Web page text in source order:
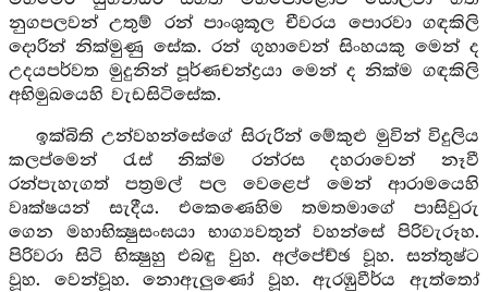
නුගපලවන් උතුම් රන් පාංශුකූල චීවරය පොරවා ගඳකිලි
දොරින් නික්මුණු සේක. රන් ගුහාවෙන් සිංහයකු මෙන් ද
උදයපර්වත මුදුනින් පූර්ණචන්ද්‍රයා මෙන් ද නික්ම ගඳකිලි
අභිමුඛයෙහි වැඩසිටිසේක.
ඉක්බිති උන්වහන්සේගේ සිරුරින් මේකුළු මුවින් විදුලිය
කලප්මෙන් රැස් නික්ම රන්රස දහරාවෙන් නෑවී
රන්පැහැගත් පත්‍රමල් පල වෙළෙප් මෙන් ආරාමයෙහි
වෘක්ෂයන් සැදීය. එකෙණෙහිම තමතමාගේ පාසිවුරු
ගෙන මහාභික්‍ෂුසංඝයා භාග්‍යවතුන් වහන්සේ පිරිවැරූහ.
පිරිවරා සිටි භික්‍ෂුහු එබඳු වුහ. අල්පේච්ඡ වූහ. සන්තුෂ්ට
වූහ. වෙන්වූහ. නොඇලුණෝ වූහ. ඇරඹුවීර්ය ඇත්තෝ